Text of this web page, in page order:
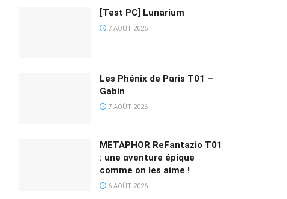
[Test PC] Lunarium
7 AOÛT 2026
Les Phénix de Paris T01 –
Gabin
7 AOÛT 2026
METAPHOR ReFantazio T01
: une aventure épique
comme on les aime !
6 AOÛT 2026